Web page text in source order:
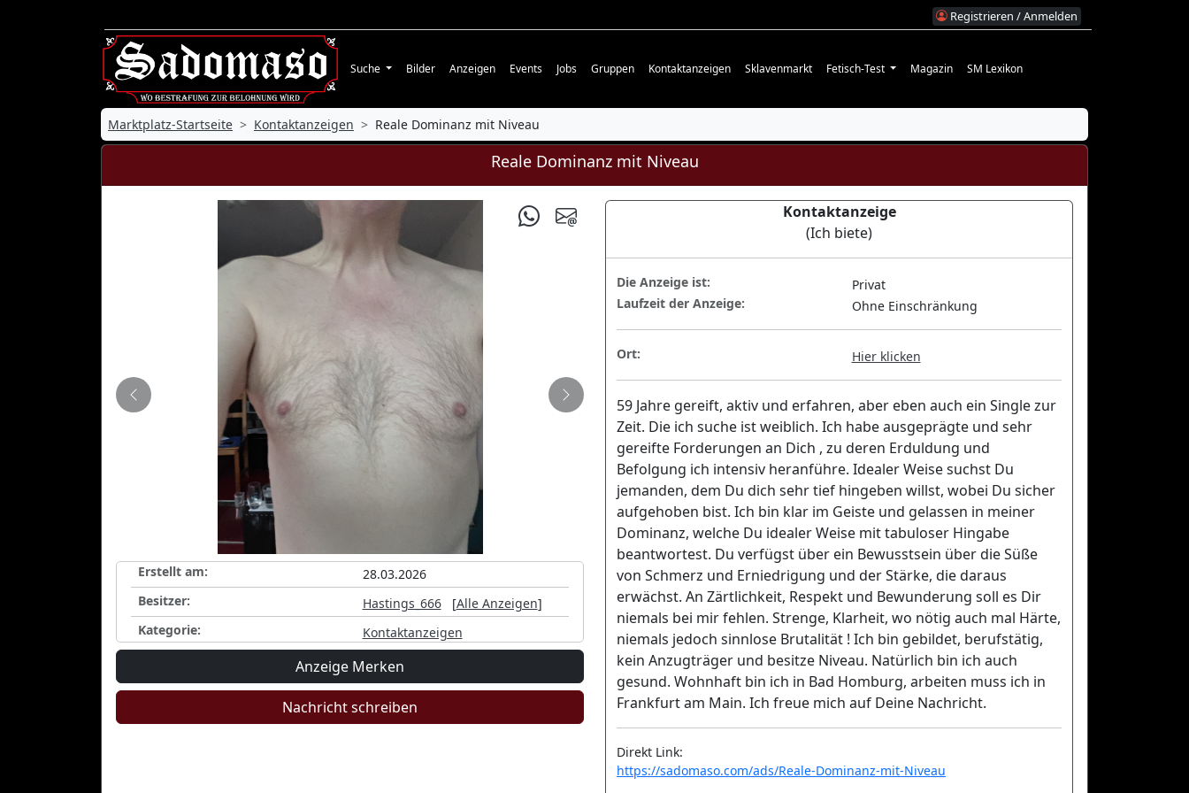
Registrieren / Anmelden
Suche Bilder Anzeigen Events Jobs Gruppen Kontaktanzeigen Sklavenmarkt Fetisch-Test Magazin SM Lexikon
Marktplatz-Startseite Kontaktanzeigen Reale Dominanz mit Niveau
Reale Dominanz mit Niveau
Zurück Nächste
Erstellt am:
28.03.2026
Besitzer:
Hastings_666[Alle Anzeigen]
Kategorie:
Kontaktanzeigen
Anzeige Merken
Nachricht schreiben
Kontaktanzeige
(Ich biete)
Die Anzeige ist:
Privat
Laufzeit der Anzeige:
Ohne Einschränkung
Ort: Hier klicken
59 Jahre gereift, aktiv und erfahren, aber eben auch ein Single zur
Zeit. Die ich suche ist weiblich. Ich habe ausgeprägte und sehr
gereifte Forderungen an Dich , zu deren Erduldung und
Befolgung ich intensiv heranführe. Idealer Weise suchst Du
jemanden, dem Du dich sehr tief hingeben willst, wobei Du sicher
aufgehoben bist. Ich bin klar im Geiste und gelassen in meiner
Dominanz, welche Du idealer Weise mit tabuloser Hingabe
beantwortest. Du verfügst über ein Bewusstsein über die Süße
von Schmerz und Erniedrigung und der Stärke, die daraus
erwächst. An Zärtlichkeit, Respekt und Bewunderung soll es Dir
niemals bei mir fehlen. Strenge, Klarheit, wo nötig auch mal Härte,
niemals jedoch sinnlose Brutalität ! Ich bin gebildet, berufstätig,
kein Anzugträger und besitze Niveau. Natürlich bin ich auch
gesund. Wohnhaft bin ich in Bad Homburg, arbeiten muss ich in
Frankfurt am Main. Ich freue mich auf Deine Nachricht.
Direkt Link:
https://sadomaso.com/ads/Reale-Dominanz-mit-Niveau